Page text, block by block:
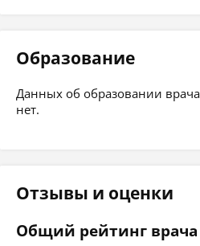
Образование
Данных об образовании
нет.
Отзывы и оценки
Общий рейтинг врача